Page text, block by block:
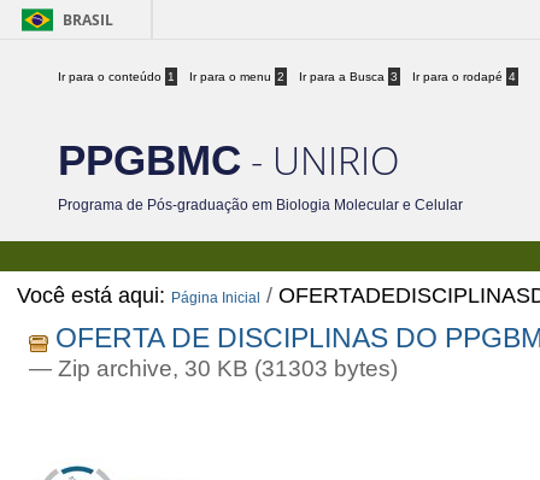
BRASIL
Ir para o conteúdo 1 Ir para o menu 2 Ir para a Busca 3 Ir para o rodapé 4
PPGBMC - UNIRIO
Programa de Pós-graduação em Biologia Molecular e Celular
Você está aqui: Página Inicial /
OFERTA DE DISCIPLINAS DO
— Zip archive, 30 KB (31303 bytes)